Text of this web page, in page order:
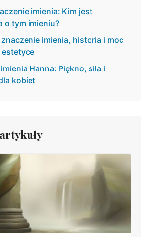
imienia: Kim jest
o tym imieniu?
imienia, historia i moc
estetyce
Hanna: Piękno, siła i
kobiet